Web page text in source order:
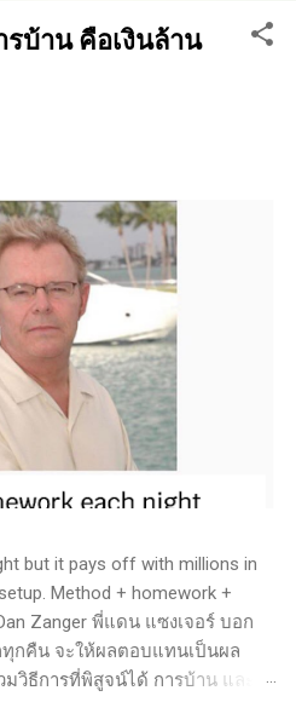
บ้าน คือเงินล้าน
but it pays off with millions in
Method + homework +
Zanger พี่แดน แซงเจอร์ บอก
ทุกคืน จะให้ผลตอบแทนเป็นผล
วิธีการที่พิสูจน์ได้ การบ้าน และ